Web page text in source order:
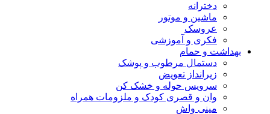
دخترانه
ماشین و موتور
عروسک
فکری و آموزشی
بهداشت و حمام
دستمال مرطوب و پوشک
زیرانداز تعویض
سرویس حوله و خشک کن
وان و قصری کودک و ملزومات همراه
مینی واش